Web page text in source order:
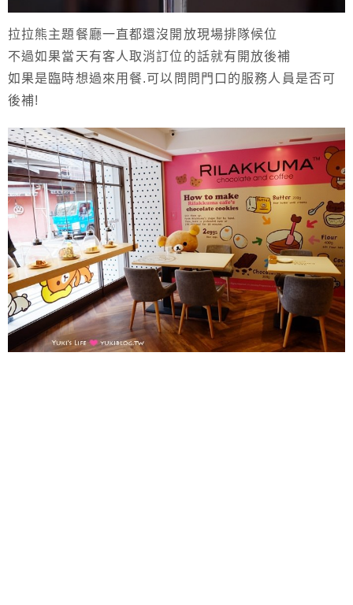
拉拉熊主題餐廳一直都還沒開放現場排隊候位
不過如果當天有客人取消訂位的話就有開放後補
如果是臨時想過來用餐.可以問問門口的服務人員是否可
後補!